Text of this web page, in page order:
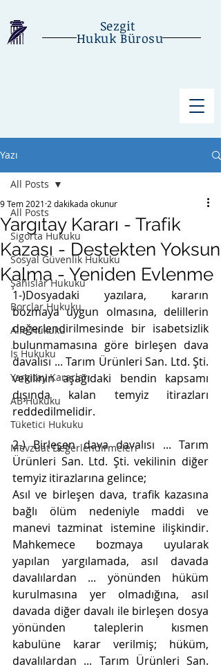
Sezgit
Hukuk Bürosu
Yazı
All Posts
Sigorta Hukuku
Sosyal Güvenlik Hukuku
Şahıslar Hukuku
Borçlar Hukuku
Aile Hukuku
İş Hukuku
Yargıtay Kararları
AB Hukuku
Tüketici Hukuku
Mevzuat Değerlendirmeleri
All Posts
Yargıtay Kararı - Trafik
Kazası - Destekten Yoksun
Kalma - Yeniden Evlenme
9 Tem 2021 2 dakikada okunur
1-)Dosyadaki yazılara, kararın
bozmaya uygun olmasına, delillerin
değerlendirilmesinde bir isabetsizlik
bulunmamasına göre birleşen dava
davalısı ... Tarım Ürünleri San. Ltd. Şti.
vekilinin aşağıdaki bendin kapsamı
dışında kalan temyiz itirazları
reddedilmelidir.
2-) Birleşen dava davalısı ... Tarım
Ürünleri San. Ltd. Şti. vekilinin diğer
temyiz itirazlarına gelince;
Asıl ve birleşen dava, trafik kazasına
bağlı ölüm nedeniyle maddi ve
manevi tazminat istemine ilişkindir.
Mahkemece bozmaya uyularak
yapılan yargılamada, asıl davada
davalılardan ... yönünden hüküm
kurulmasına yer olmadığına, asıl
davada diğer davalı ile birleşen dosya
yönünden taleplerin kısmen
kabulüne karar verilmiş; hüküm,
davalılardan ... Tarım Ürünleri San.